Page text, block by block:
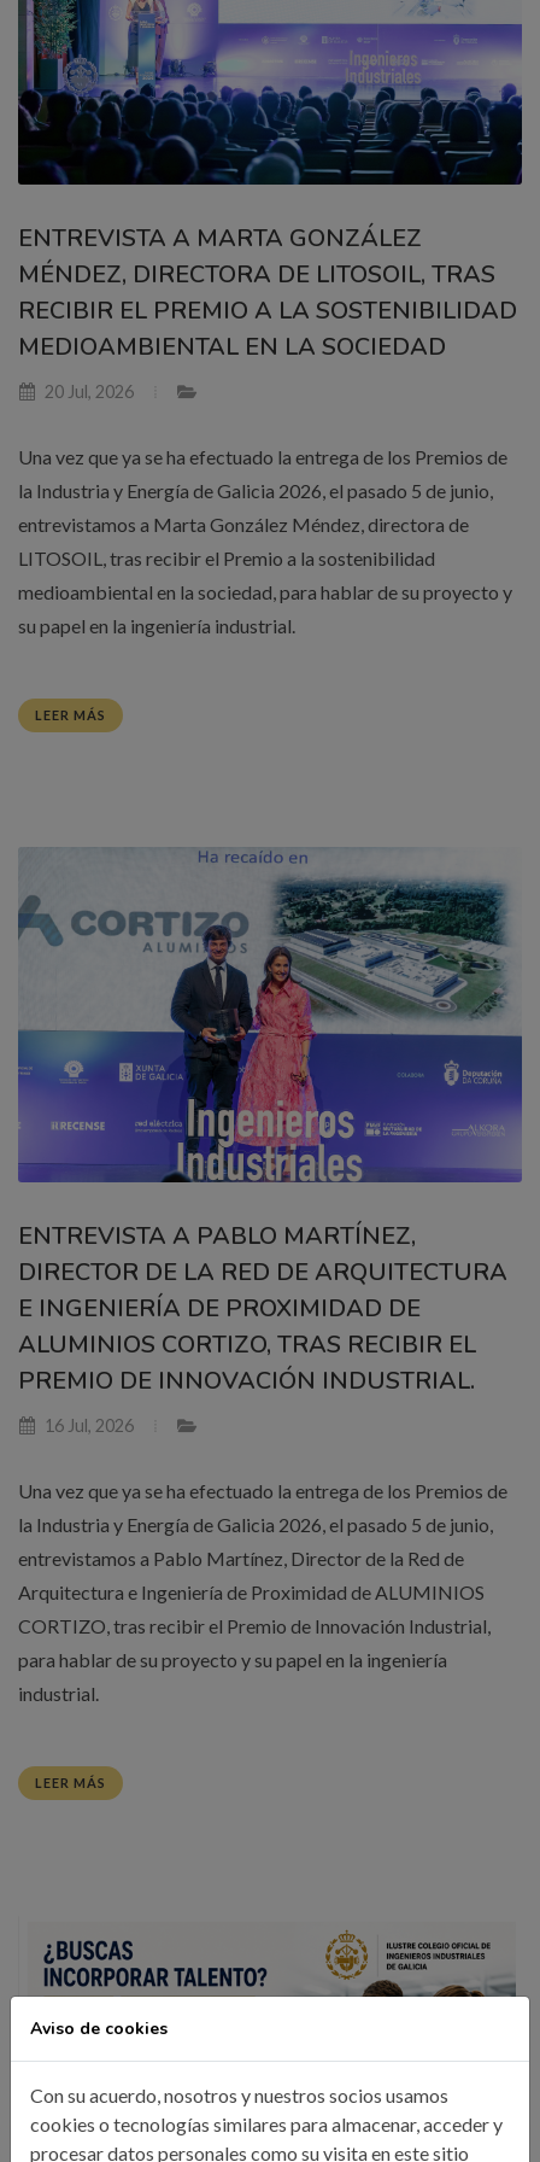
ENTREVISTA A MARTA GONZÁLEZ
MÉNDEZ, DIRECTORA DE LITOSOIL, TRAS
RECIBIR EL PREMIO A LA SOSTENIBILIDAD
MEDIOAMBIENTAL EN LA SOCIEDAD
20 Jul, 2026
Una vez que ya se ha efectuado la entrega de los Premios de
la Industria y Energía de Galicia 2026, el pasado 5 de junio,
entrevistamos a Marta González Méndez, directora de
LITOSOIL, tras recibir el Premio a la sostenibilidad
medioambiental en la sociedad, para hablar de su proyecto y
su papel en la ingeniería industrial.
LEER MÁS
ENTREVISTA A PABLO MARTÍNEZ,
DIRECTOR DE LA RED DE ARQUITECTURA
E INGENIERÍA DE PROXIMIDAD DE
ALUMINIOS CORTIZO, TRAS RECIBIR EL
PREMIO DE INNOVACIÓN INDUSTRIAL.
16 Jul, 2026
Una vez que ya se ha efectuado la entrega de los Premios de
la Industria y Energía de Galicia 2026, el pasado 5 de junio,
entrevistamos a Pablo Martínez, Director de la Red de
Arquitectura e Ingeniería de Proximidad de ALUMINIOS
CORTIZO, tras recibir el Premio de Innovación Industrial,
para hablar de su proyecto y su papel en la ingeniería
industrial.
LEER MÁS
Aviso de cookies
Con su acuerdo, nosotros y nuestros socios usamos
cookies o tecnologías similares para almacenar, acceder y
procesar datos personales como su visita en este sitio